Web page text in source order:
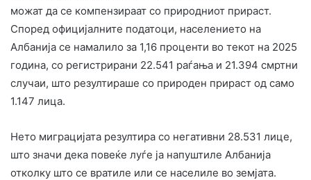
можат да се компензираат со природниот прираст.
Според официјалните податоци, населението на
Албанија се намалило за 1,16 проценти во текот на 2025
година, со регистрирани 22.541 раѓања и 21.394 смртни
случаи, што резултираше со природен прираст од само
1.147 лица.
Нето миграцијата резултира со негативни 28.531 лице,
што значи дека повеќе луѓе ја напуштиле Албанија
отколку што се вратиле или се населиле во земјата.